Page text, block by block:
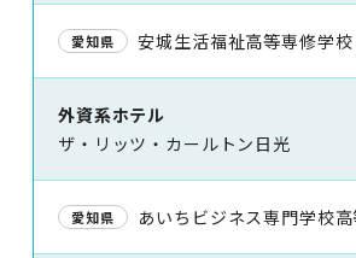
愛知県 安城生活福祉高等専修学校
外資系ホテル
ザ・リッツ・カールトン日光
愛知県 あいちビジネス専門学校